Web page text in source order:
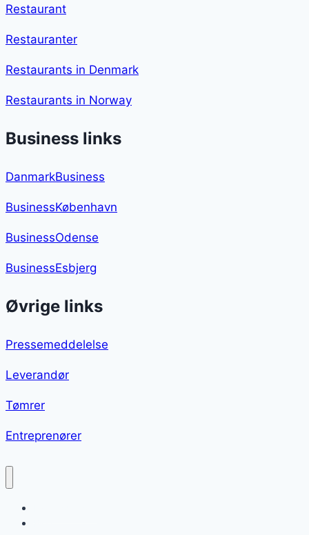
Restaurant
Restauranter
Restaurants in Denmark
Restaurants in Norway
Business links
DanmarkBusiness
BusinessKøbenhavn
BusinessOdense
BusinessEsbjerg
Øvrige links
Pressemeddelelse
Leverandør
Tømrer
Entreprenører